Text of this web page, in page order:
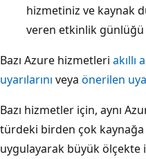
hizmetiniz ve kaynak
veren etkinlik günlüğü
Bazı Azure hizmetleri akıllı
uyarılarını veya önerilen
Bazı hizmetler için, aynı
türdeki birden çok kaynağa
uygulayarak büyük ölçekte